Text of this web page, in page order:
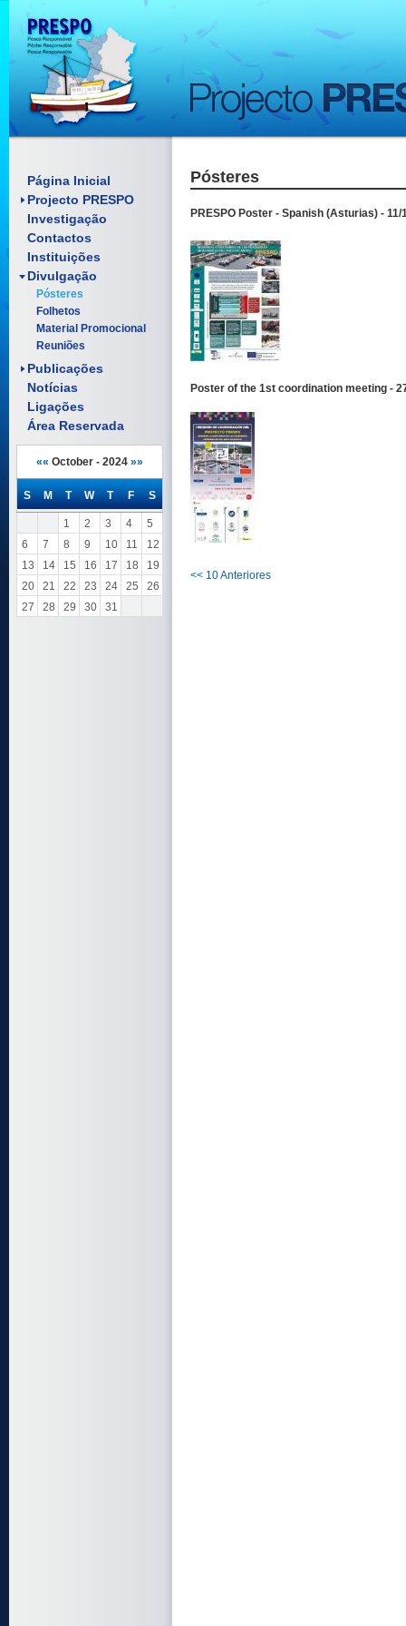
Página Inicial
Projecto PRESPO
Enquadramento
Objectivos
Investigação
Contactos
Instituições
Divulgação
Pósteres
Folhetos
Material Promocional
Reuniões
Publicações
Artigos científicos
Relatórios
Comunicações
Pósteres
Manuais
Documentos
Notícias
Ligações
Área Reservada
«« October - 2024 »»
S M T W T F S
1 2 3 4
5
6
7 8 9 10 11
12
13
14 15 16 17 18
19
20
21 22 23 24 25
26
27
28 29 30 31
Pósteres
PRESPO Poster - Spanish (Asturias) - 11/
Poster of the 1st coordination meeting -
<< 10 Anteriores